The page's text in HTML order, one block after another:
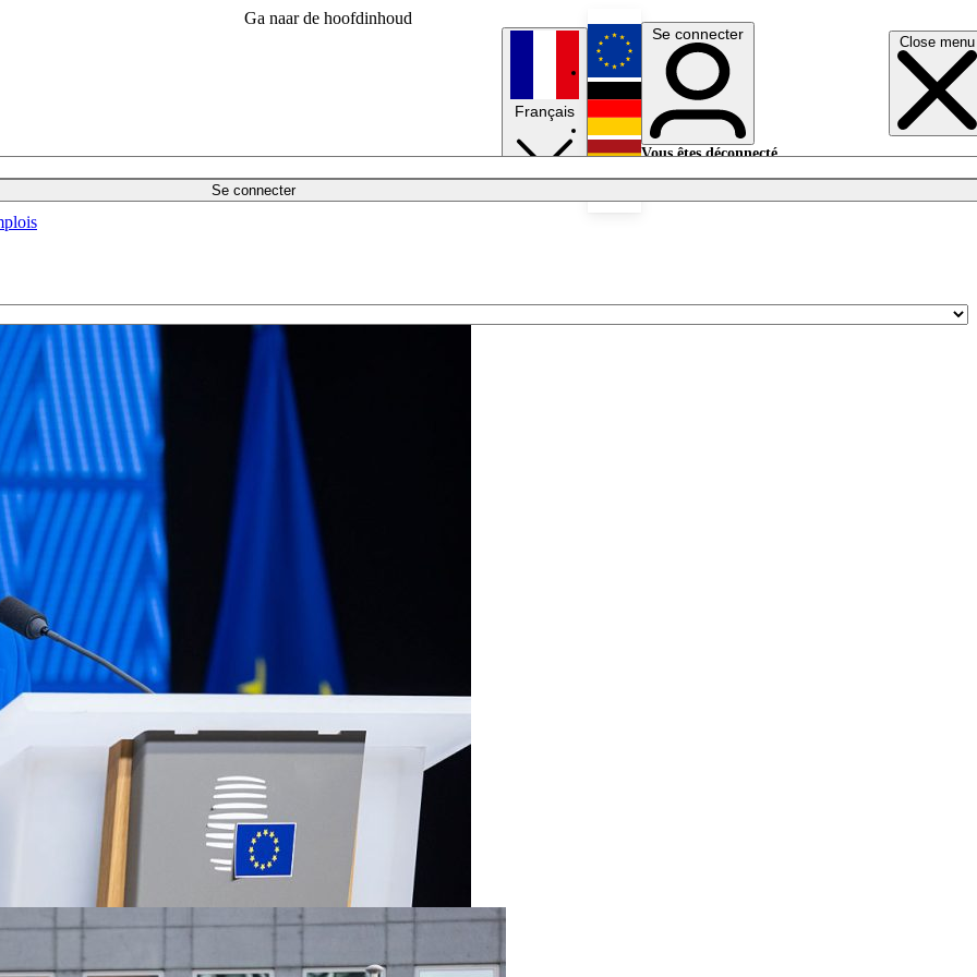
Ga naar de hoofdinhoud
Close menu
Se connecter
Français
English
Deutsch
Se connecter
Vous êtes déconnecté.